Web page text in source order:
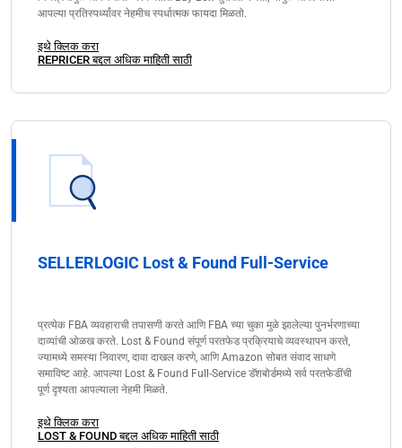
आपल्या प्रतिस्पर्ध्यांवर नेहमीच स्पर्धात्मक फायदा मिळतो.
इथे क्लिक करा
REPRICER बद्दल अधिक माहिती साठी
SELLERLOGIC Lost & Found Full-Service
प्रत्येक FBA व्यवहाराची तपासणी करते आणि FBA च्या चुका मुळे झालेल्या पुनर्भरणाच्या
दाव्यांची ओळख करते. Lost & Found संपूर्ण परतफेड प्रक्रियाचे व्यवस्थापन करते,
ज्यामध्ये समस्या निवारण, दावा दाखल करणे, आणि Amazon सोबत संवाद साधणे
समाविष्ट आहे. आपल्या Lost & Found Full-Service डॅशबोर्डमध्ये सर्व परतफेडींची
पूर्ण दृश्यता आपल्याला नेहमी मिळते.
इथे क्लिक करा
LOST & FOUND बद्दल अधिक माहिती साठी